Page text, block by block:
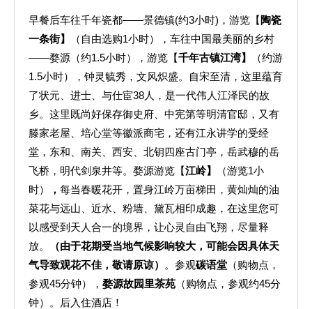
早餐后车往千年瓷都——景德镇(约3小时)，游览【 陶瓷
一条街】
（自由选购1小时），车往中国最美丽的乡村
——婺源（约1.5小时），游览【千年古镇江湾】
（约游
1.5小时），钟灵毓秀，文风炽盛。自宋至清，这里蕴育
了状元、进士、与仕宦38人，是一代伟人江泽民的故
乡。这里既尚好保存御史府、中宪第等明清官邸，又有
滕家老屋、培心堂等徽派商宅，还有江永讲学的受经
堂，东和、南关、西安、北钥四座古门亭，岳武穆的岳
飞桥，明代剑泉井等。婺源游览【江岭】
（游览1小
时）
， 每当春暖花开，置身江岭万亩梯田，黄灿灿的油
菜花与远山、近水、粉墙、黛瓦相印成趣，在这里您可
以感受到天人合一的境界，让心灵自由飞翔，尽量释
放。
（由于花期受当地气候影响较大，可能会因具体天
气导致观花不佳，敬请原谅）
。参观碳语堂 （购物点，
参观45分钟）， 婺源故园里茶苑 （购物点，参观约45分
钟）。后入住酒店！